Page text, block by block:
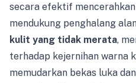
secara efektif
mendukung penghalang
kulit yang tidak merata,
terhadap kejernihan warna
memudarkan bekas luka